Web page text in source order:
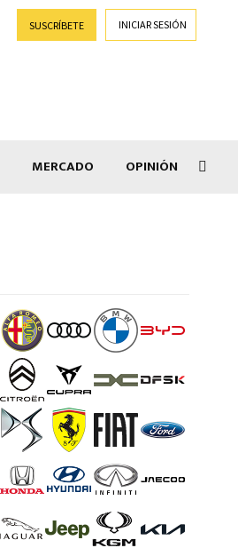
SUSCRÍBETE INICIAR SESIÓN
MERCADO OPINIÓN